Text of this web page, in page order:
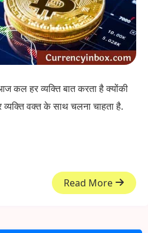
हर व्यक्ति बात करता है क्योंकी
वक्त के साथ चलना चाहता है.
Read More